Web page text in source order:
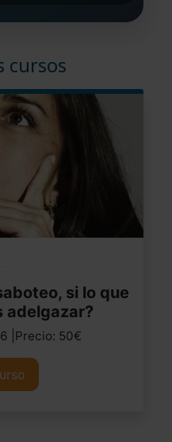
cursos
si lo que
adelgazar?
|Precio: 50€